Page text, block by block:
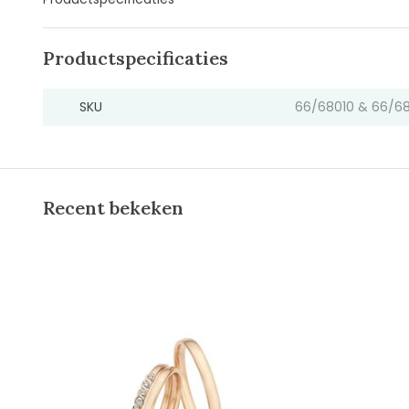
Productspecificaties
SKU 66/68010 & 66/
Recent bekeken